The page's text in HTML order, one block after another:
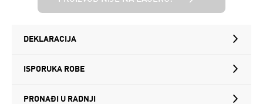
DEKLARACIJA
ISPORUKA ROBE
PRONAĐI U RADNJI